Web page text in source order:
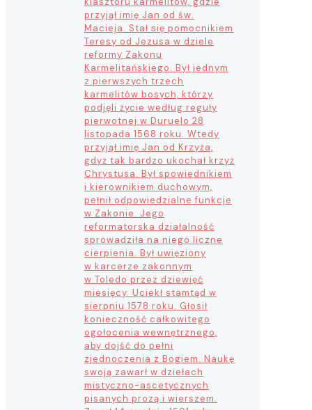
przyjął imię Jan od św.
Macieja. Stał się pomocnikiem
Teresy od Jezusa w dziele
reformy Zakonu
Karmelitańskiego. Był jednym
z pierwszych trzech
karmelitów bosych, którzy
podjęli życie według reguły
pierwotnej w Duruelo 28
listopada 1568 roku. Wtedy
przyjął imię Jan od Krzyża,
gdyż tak bardzo ukochał krzyż
Chrystusa. Był spowiednikiem
i kierownikiem duchowym,
pełnił odpowiedzialne funkcje
w Zakonie. Jego
reformatorska działalność
sprowadziła na niego liczne
cierpienia. Był uwięziony
w karcerze zakonnym
w Toledo przez dziewięć
miesięcy. Uciekł stamtąd w
sierpniu 1578 roku. Głosił
konieczność całkowitego
ogołocenia wewnętrznego,
aby dojść do pełni
zjednoczenia z Bogiem. Naukę
swoją zawarł w dziełach
mistyczno-ascetycznych
pisanych prozą i wierszem.